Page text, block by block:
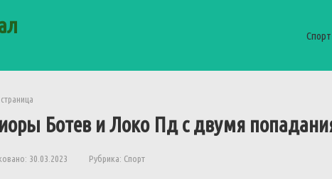
Спорт
Ботев и Локо Пд с двумя
30.03.2023 Рубрика: Спорт